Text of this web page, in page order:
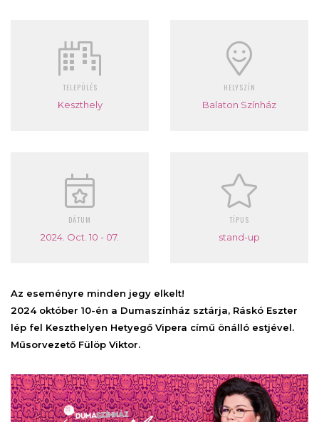
TELEPÜLÉS
Keszthely
HELYSZÍN
Balaton Színház
DÁTUM
2024. Oct. 10 - 07.
TÍPUS
stand-up
Az eseményre minden jegy elkelt!
2024 október 10-én a Dumaszínház sztárja, Ráskó Eszter
lép fel Keszthelyen Hetyegő Vipera című önálló estjével.
Műsorvezető Fülöp Viktor.